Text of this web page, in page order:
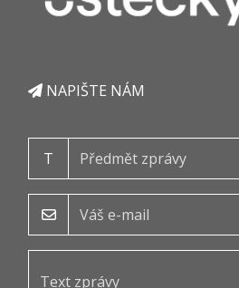
NAPIŠTE NÁM
T